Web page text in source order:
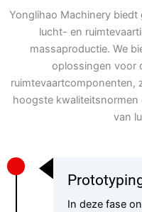
Yonglihao Machinery
lucht- en
massaproductie. We
oplossingen voor
ruimtevaartcomponenten,
hoogste kwaliteitsnormen
van
In deze fase